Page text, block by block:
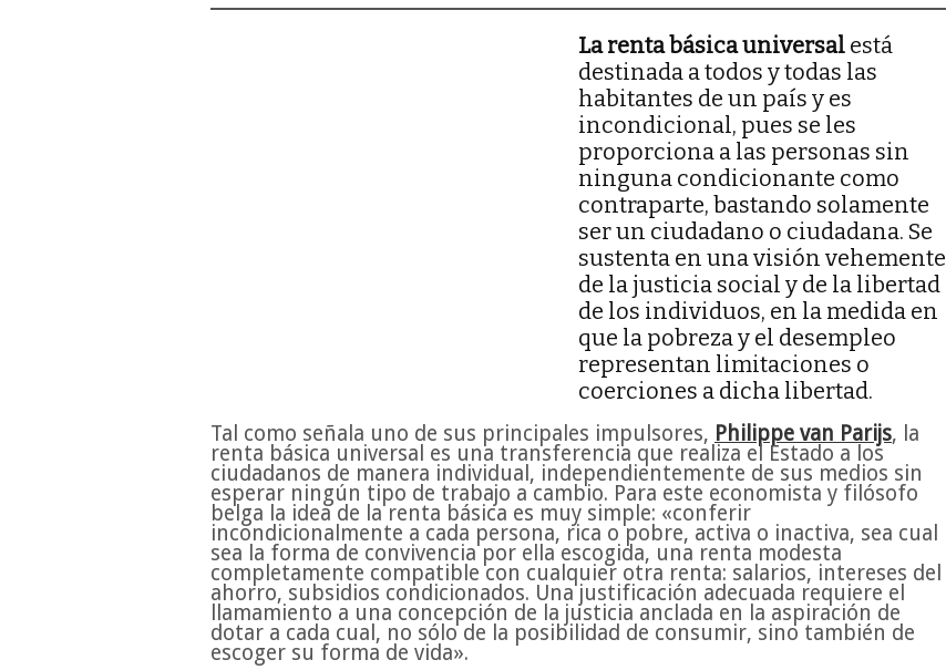
La renta básica universal está
destinada a todos y todas las
habitantes de un país y es
incondicional, pues se les
proporciona a las personas sin
ninguna condicionante como
contraparte, bastando solamente
ser un ciudadano o ciudadana. Se
sustenta en una visión vehemente
de la justicia social y de la libertad
de los individuos, en la medida en
que la pobreza y el desempleo
representan limitaciones o
coerciones a dicha libertad.
Tal como señala uno de sus principales impulsores, Philippe van Parijs, la
renta básica universal es una transferencia que realiza el Estado a los
ciudadanos de manera individual, independientemente de sus medios sin
esperar ningún tipo de trabajo a cambio. Para este economista y filósofo
belga la idea de la renta básica es muy simple: «conferir
incondicionalmente a cada persona, rica o pobre, activa o inactiva, sea cual
sea la forma de convivencia por ella escogida, una renta modesta
completamente compatible con cualquier otra renta: salarios, intereses del
ahorro, subsidios condicionados. Una justificación adecuada requiere el
llamamiento a una concepción de la justicia anclada en la aspiración de
dotar a cada cual, no sólo de la posibilidad de consumir, sino también de
escoger su forma de vida».